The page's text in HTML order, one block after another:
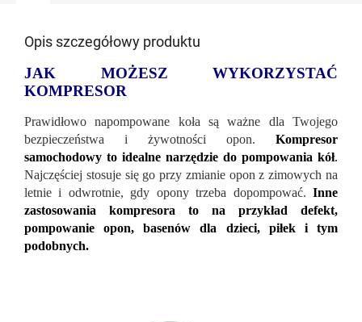
Opis szczegółowy produktu
JAK MOŻESZ WYKORZYSTAĆ
KOMPRESOR
Prawidłowo napompowane koła są ważne dla Twojego
bezpieczeństwa i żywotności opon. Kompresor
samochodowy to idealne narzędzie do pompowania kół.
Najczęściej stosuje się go przy zmianie opon z zimowych na
letnie i odwrotnie, gdy opony trzeba dopompować. Inne
zastosowania kompresora to na przykład defekt,
pompowanie opon, basenów dla dzieci, piłek i tym
podobnych.